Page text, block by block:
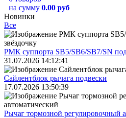
на сумму 0.00 руб
Новинки
Все
РМК суппорта SB5/SB6/SB7/SN под
31.07.2026 14:12:41
Сайлентблок рычага подвески
17.07.2026 13:50:39
Рычаг тормозной регулировочный